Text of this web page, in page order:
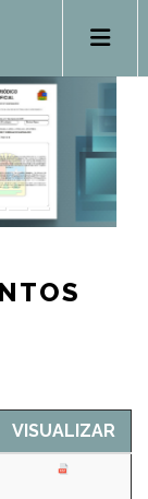
VISUALIZAR